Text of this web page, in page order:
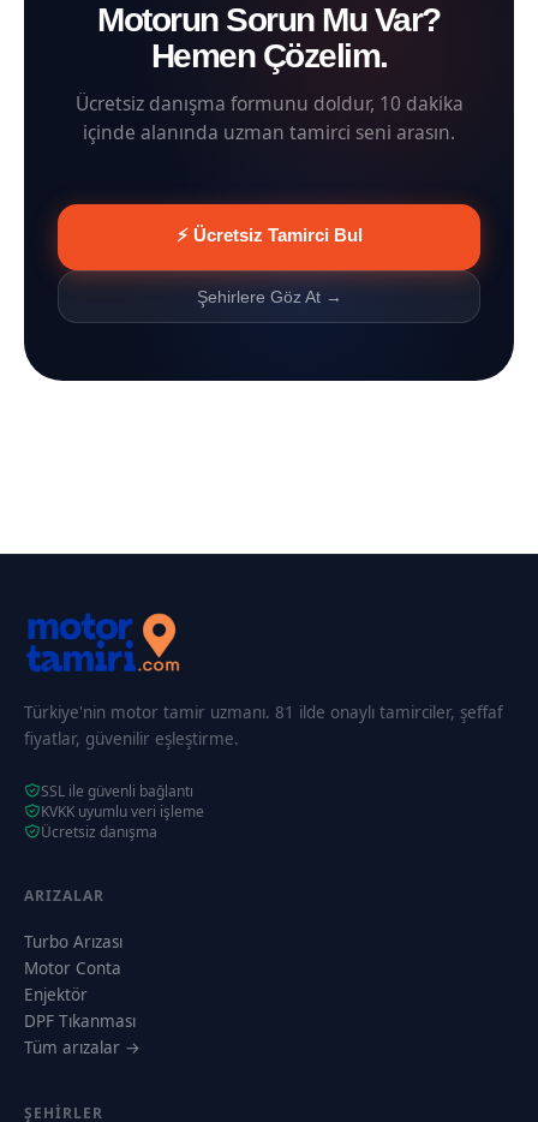
Motorun Sorun Mu Var?
Hemen Çözelim.
Ücretsiz danışma formunu doldur, 10 dakika
içinde alanında uzman tamirci seni arasın.
⚡ Ücretsiz Tamirci Bul
Şehirlere Göz At →
Türkiye'nin motor tamir uzmanı. 81 ilde onaylı tamirciler, şeffaf
fiyatlar, güvenilir eşleştirme.
SSL ile güvenli bağlantı
KVKK uyumlu veri işleme
Ücretsiz danışma
ARIZALAR
Turbo Arızası
Motor Conta
Enjektör
DPF Tıkanması
Tüm arızalar →
ŞEHIRLER